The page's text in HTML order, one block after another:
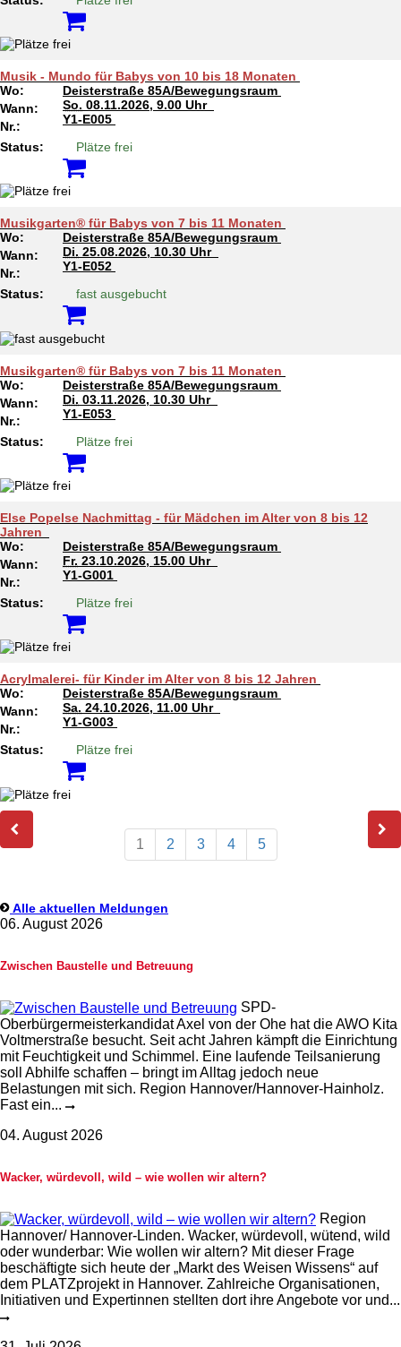
Musik - Mundo für Babys von 10 bis 18 Monaten
Wo:
Deisterstraße 85A/Bewegungsraum
Wann:
So. 08.11.2026, 9.00 Uhr
Nr.:
Y1-E005
Status:
Plätze frei
Musikgarten® für Babys von 7 bis 11 Monaten
Wo:
Deisterstraße 85A/Bewegungsraum
Wann:
Di. 25.08.2026, 10.30 Uhr
Nr.:
Y1-E052
Status:
fast ausgebucht
Musikgarten® für Babys von 7 bis 11 Monaten
Wo:
Deisterstraße 85A/Bewegungsraum
Wann:
Di. 03.11.2026, 10.30 Uhr
Nr.:
Y1-E053
Status:
Plätze frei
Else Popelse Nachmittag - für Mädchen im Alter von 8 bis 12
Jahren
Wo:
Deisterstraße 85A/Bewegungsraum
Wann:
Fr. 23.10.2026, 15.00 Uhr
Nr.:
Y1-G001
Status:
Plätze frei
Acrylmalerei- für Kinder im Alter von 8 bis 12 Jahren
Wo:
Deisterstraße 85A/Bewegungsraum
Wann:
Sa. 24.10.2026, 11.00 Uhr
Nr.:
Y1-G003
Status:
Plätze frei
1 2 3 4 5
Alle aktuellen Meldungen
06. August 2026
Zwischen Baustelle und Betreuung
SPD-
Oberbürgermeisterkandidat Axel von der Ohe hat die AWO Kita
Voltmerstraße besucht. Seit acht Jahren kämpft die Einrichtung
mit Feuchtigkeit und Schimmel. Eine laufende Teilsanierung
soll Abhilfe schaffen – bringt im Alltag jedoch neue
Belastungen mit sich. Region Hannover/Hannover-Hainholz.
Fast ein...
04. August 2026
Wacker, würdevoll, wild – wie wollen wir altern?
Region
Hannover/ Hannover-Linden. Wacker, würdevoll, wütend, wild
oder wunderbar: Wie wollen wir altern? Mit dieser Frage
beschäftigte sich heute der „Markt des Weisen Wissens“ auf
dem PLATZprojekt in Hannover. Zahlreiche Organisationen,
Initiativen und Expertinnen stellten dort ihre Angebote vor und...